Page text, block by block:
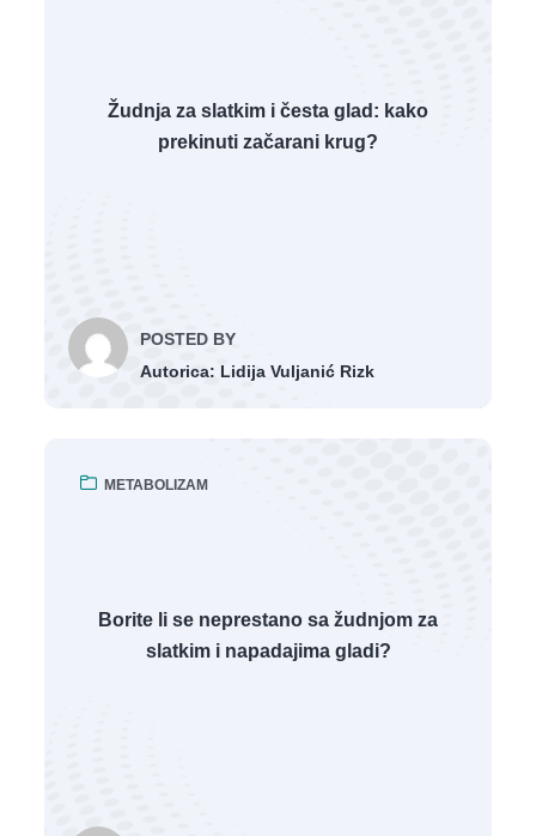
Žudnja za slatkim i česta glad: kako
prekinuti začarani krug?
POSTED BY
Autorica: Lidija Vuljanić Rizk
METABOLIZAM
Borite li se neprestano sa žudnjom za
slatkim i napadajima gladi?